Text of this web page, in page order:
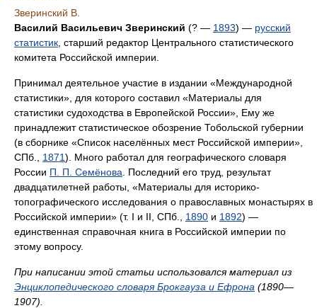
Зверинский В.
Василий Васильевич Зверинский (? — 1893) — русский
статистик , старший редактор Центрального статистического
комитета Российской империи.
Принимал деятельное участие в издании «Международной
статистики», для которого составил «Материалы для
статистики судоходства в Европейской России», Ему же
принадлежит статистическое обозрение Тобольской губернии
(в сборнике «Список населённых мест Российской империи»,
СПб., 1871). Много работал для географического словаря
России П. П. Семёнова . Последний его труд, результат
двадцатилетней работы, «Материалы для историко-
топографического исследования о православных монастырях в
Российской империи» (т. I и II, СПб., 1890 и 1892) —
единственная справочная книга в Российской империи по
этому вопросу.
При написании этой статьи использовался материал из
Энциклопедического словаря Брокгауза и Ефрона (1890—
1907).